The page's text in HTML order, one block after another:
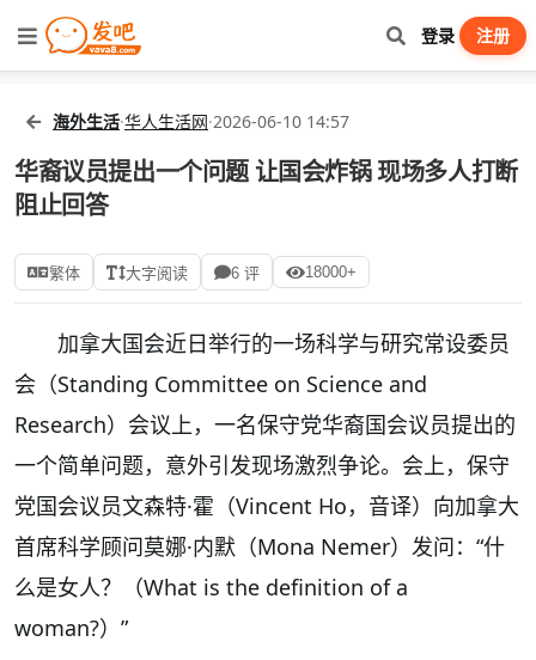
登录 注册
海外生活·华人生活网·2026-06-10 14:57
华裔议员提出一个问题 让国会炸锅 现场多人打断
阻止回答
繁体 大字阅读 6 评 18000+
加拿大国会近日举行的一场科学与研究常设委员
会（Standing Committee on Science and
Research）会议上，一名保守党华裔国会议员提出的
一个简单问题，意外引发现场激烈争论。会上，保守
党国会议员文森特·霍（Vincent Ho，音译）向加拿大
首席科学顾问莫娜·内默（Mona Nemer）发问：“什
么是女人？（What is the definition of a
woman?）”